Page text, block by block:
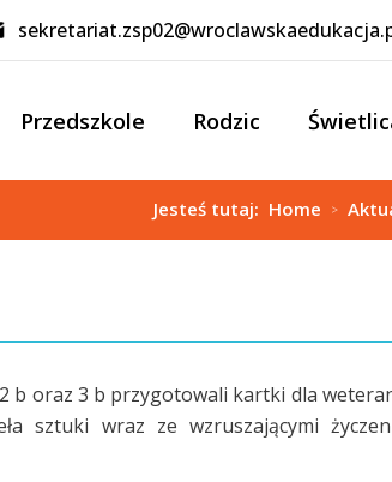
Przedszkole Rodzic
Jesteś tutaj: Home >
b oraz 3 b przygotowali kartki dla
sztuki wraz ze wzruszającymi